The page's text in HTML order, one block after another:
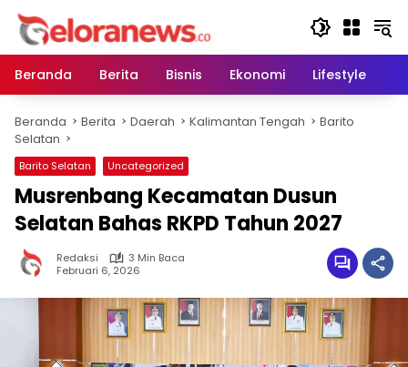
Langsung
konten
Beranda
Berita Bisnis Ekonomi Lifestyle
Beranda Berita Daerah Kalimantan Tengah
Barito
Selatan
Barito Selatan Uncategorized
Musrenbang Kecamatan Dusun
Selatan Bahas RKPD Tahun 2027
Redaksi
3 Min Baca
Februari 6, 2026